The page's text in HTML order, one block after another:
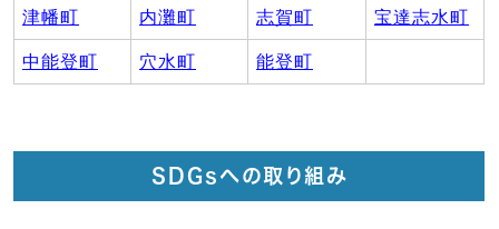
津幡町 内灘町 志賀町 宝達志水町
中能登町 穴水町 能登町
SDGsへの取り組み